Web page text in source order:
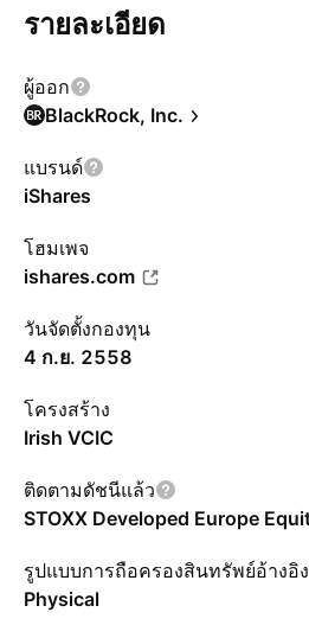
รายละเอียด
ผู้ออก
BlackRock, Inc.
แบรนด์
iShares
โฮมเพจ
ishares.com
วันจัดตั้งกองทุน
4 ก.ย. 2558
โครงสร้าง
Irish VCIC
ติดตามดัชนีแล้ว
รูปแบบการถือครองสินทรัพย์อ้างอิง
Physical